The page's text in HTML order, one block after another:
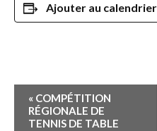
Ajouter au calendrier
Navigation
Évènement
« COMPÉTITION
RÉGIONALE DE
TENNIS DE TABLE